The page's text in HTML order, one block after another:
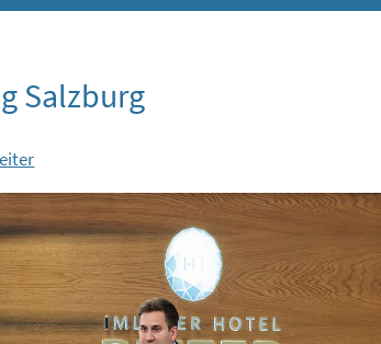
Salzburg